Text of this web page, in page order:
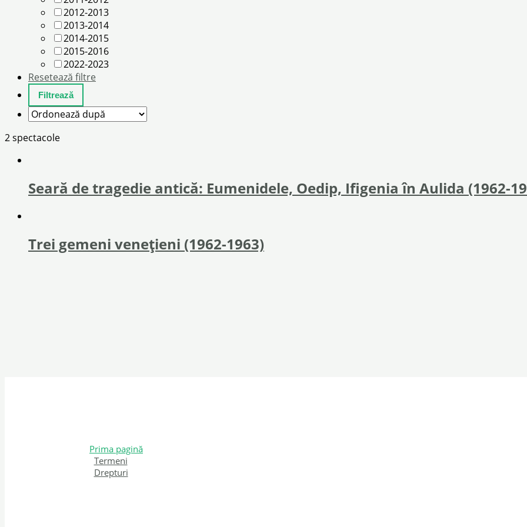
2012-2013
2013-2014
2014-2015
2015-2016
2022-2023
Resetează filtre
2 spectacole
Seară de tragedie antică: Eumenidele, Oedip, Ifigenia în Aulida (1962-
Trei gemeni venețieni (1962-1963)
Prima pagină
Termeni
Drepturi